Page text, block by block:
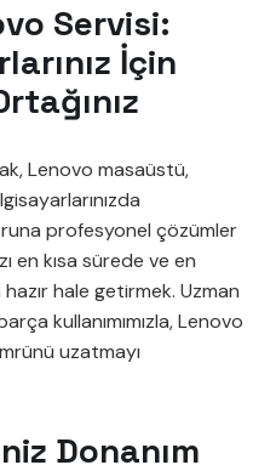
Servisi:
İçin
Lenovo masaüstü,
profesyonel çözümler
en kısa sürede ve en
hale getirmek. Uzman
kullanımımızla, Lenovo
uzatmayı
Donanım